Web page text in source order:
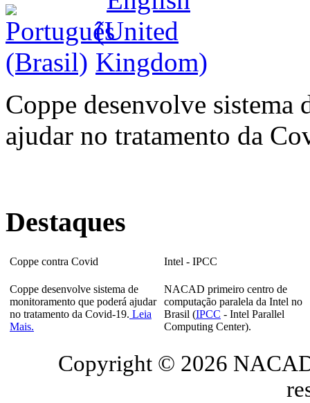
Coppe desenvolve sistema
ajudar no tratamento da
Destaques
Coppe contra Covid
Coppe desenvolve sistema de
monitoramento que poderá ajudar
no tratamento da Covid-19. Leia
Mais.
Intel - IPCC
NACAD primeiro centro de
computação paralela da Intel no
Brasil (IPCC - Intel Parallel
Computing Center).
Copyright © 2026